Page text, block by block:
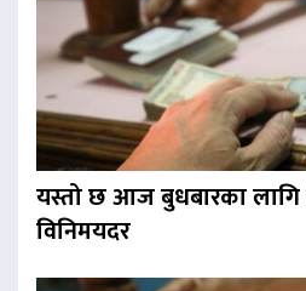
यस्तो छ आज बुधबारका लागि
विनिमयदर